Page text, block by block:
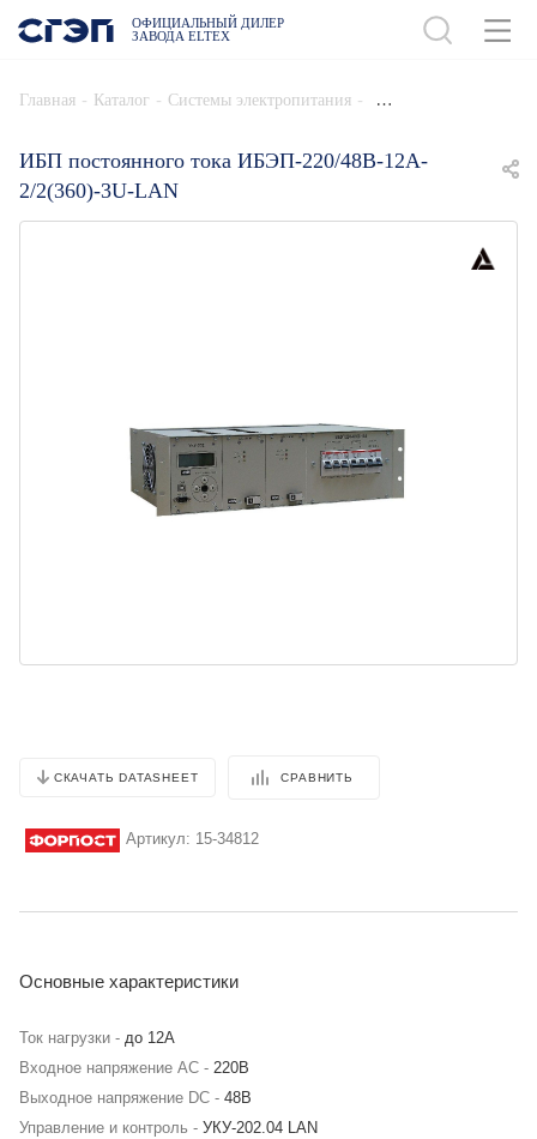
ОФИЦИАЛЬНЫЙ ДИЛЕР
ЗАВОДА ELTEX
Главная - Каталог - Системы электропитания -
ИБП постоянного тока ИБЭП-220/48B-12A-
2/2(360)-3U-LAN
СКАЧАТЬ DATASHEET СРАВНИТЬ
Артикул: 15-34812
Основные характеристики
Ток нагрузки - до 12А
Входное напряжение AC - 220В
Выходное напряжение DC - 48В
Управление и контроль - УКУ-202.04 LAN